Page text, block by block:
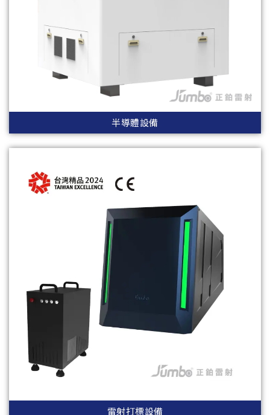
半導體設備
雷射打標設備